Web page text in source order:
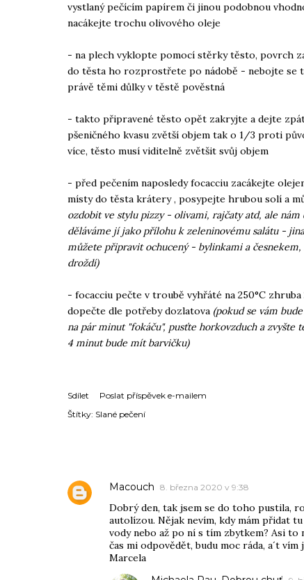
vystlaný pečícím papírem či jinou podobnou
nacákejte trochu olivového oleje
- na plech vyklopte pomocí stěrky těsto, povrch
do těsta ho rozprostřete po nádobě - nebojte se
právě těmi důlky v těstě pověstná
- takto připravené těsto opět zakryjte a dejte
pšeničného kvasu zvětší objem tak o 1/3 proti
více, těsto musí viditelně zvětšit svůj objem
- před pečením naposledy focacciu zacákejte
místy do těsta krátery , posypejte hrubou solí a
ozdobit ve stylu pizzy - olivami, rajčaty atd, ale
děláváme jí jako přílohu k zeleninovému salátu -
můžete připravit ochucený - bylinkami a
droždí)
- focacciu pečte v troubě vyhřáté na 250°C
dopečte dle potřeby dozlatova (pokud se vám
na pár minut "fokáču", pusťte horkovzduch a zvyšte
4 minut bude mít barvičku)
Sdílet
Poslat příspěvek e-mailem
Štítky: Slané pečení
Macouch 8. března 2020 v 9:38
Dobrý den, tak jsem se do toho pustila,
autolízou. Nějak nevím, kdy mám přidat
vody nebo až po ní s tím zbytkem? Asi to
čas mi odpovědět, budu moc ráda, a´t
Marcela